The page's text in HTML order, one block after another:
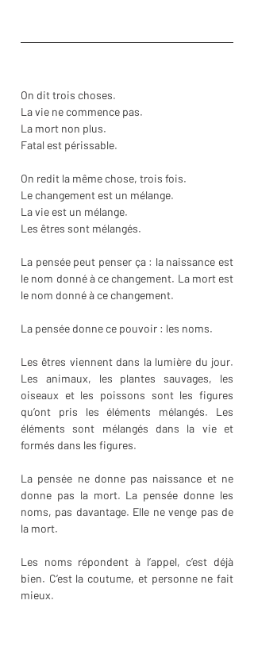
On dit trois choses.
La vie ne commence pas.
La mort non plus.
Fatal est périssable.
On redit la même chose, trois fois.
Le changement est un mélange.
La vie est un mélange.
Les êtres sont mélangés.
La pensée peut penser ça : la naissance est
le nom donné à ce changement. La mort est
le nom donné à ce changement.
La pensée donne ce pouvoir : les noms.
Les êtres viennent dans la lumière du jour.
Les animaux, les plantes sauvages, les
oiseaux et les poissons sont les figures
qu’ont pris les éléments mélangés. Les
éléments sont mélangés dans la vie et
formés dans les figures.
La pensée ne donne pas naissance et ne
donne pas la mort. La pensée donne les
noms, pas davantage. Elle ne venge pas de
la mort.
Les noms répondent à l’appel, c’est déjà
bien. C’est la coutume, et personne ne fait
mieux.